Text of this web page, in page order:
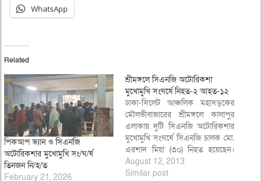
WhatsApp
Related
পিকআপ ভ্যান ও সিএনজি
অটোরিকশার মুখোমুখি সং/ঘ/র্ষ
তিনজন নি/হ/ত
February 21, 2026
শ্রীমঙ্গলে সিএনজি অটোরিকশা
মুখোমুখি সংঘর্ষে নিহত-২ আহত-১২
ঢাকা-সিলেট আঞ্চলিক মহাসড়কের
মৌলভীবাজারের শ্রীমঙ্গলে কালাপুর
এলাকায় দুটি সিএনজি অটোরিকশার
মুখোমুখি সংঘর্ষে সিএনজি চালক মো.
এরশাদ মিয়া (৩০) নিহত হয়েছেন।
আহত হয়েছেন আরোও ১০জন। নিহত
সিএনজি চালকের বাড়ী মৌলভীবাজার
August 12, 2013
Similar post